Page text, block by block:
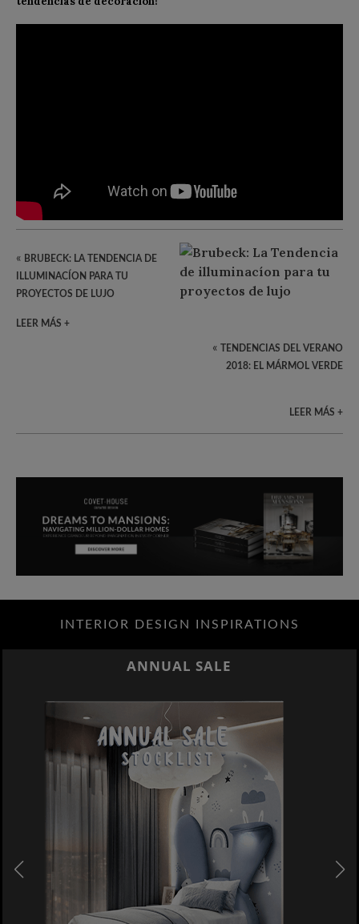
« BRUBECK: LA TENDENCIA DE
ILLUMINACÍON PARA TU
PROYECTOS DE LUJO
LEER MÁS +
« TENDENCIAS DEL VERANO
2018: EL MÁRMOL VERDE
LEER MÁS +
INTERIOR DESIGN INSPIRATIONS
ANNUAL SALE